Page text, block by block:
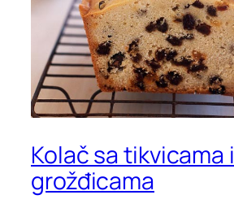
Kolač sa tikvicama i
grožđicama